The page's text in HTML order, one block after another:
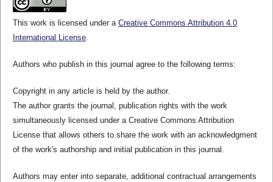
This work is licensed under a Creative Commons Attribution 4.0
International License.
Authors who publish in this journal agree to the following terms:
Copyright in any article is held by the author.
The author grants the journal, publication rights with the work
simultaneously licensed under a Creative Commons Attribution
License that allows others to share the work with an acknowledgment
of the work's authorship and initial publication in this journal.
Authors may enter into separate, additional contractual arrangements